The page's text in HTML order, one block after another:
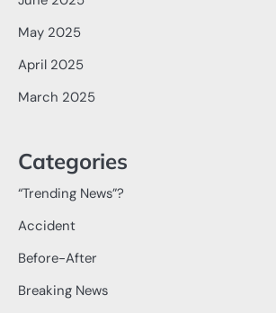
May 2025
April 2025
March 2025
Categories
“Trending News”?
Accident
Before-After
Breaking News